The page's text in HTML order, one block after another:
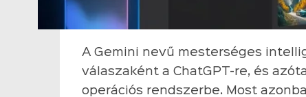
A Gemini nevű mesterséges
válaszaként a ChatGPT-re, és
operációs rendszerbe. Most